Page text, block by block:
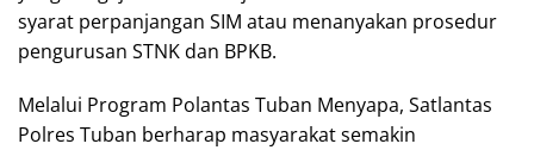
syarat perpanjangan SIM atau menanyakan prosedur
pengurusan STNK dan BPKB.
Melalui Program Polantas Tuban Menyapa, Satlantas
Polres Tuban berharap masyarakat semakin